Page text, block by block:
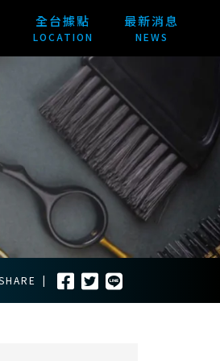
全台據點
LOCATION
最新消息
NEWS
|